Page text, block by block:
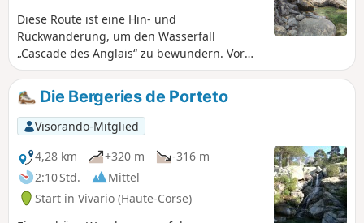
Diese Route ist eine Hin- und
Rückwanderung, um den Wasserfall
„Cascade des Anglais“ zu bewundern. Vor
Ort finden Sie den berühmten Wasserfall
und zahlreiche natürliche Becken, in denen
Sie im kühlen Wasser baden können.
Die Bergeries de Porteto
Visorando-Mitglied
4,28 km
+320 m
-316 m
2:10 Std.
Mittel
Start in Vivario (Haute-Corse)